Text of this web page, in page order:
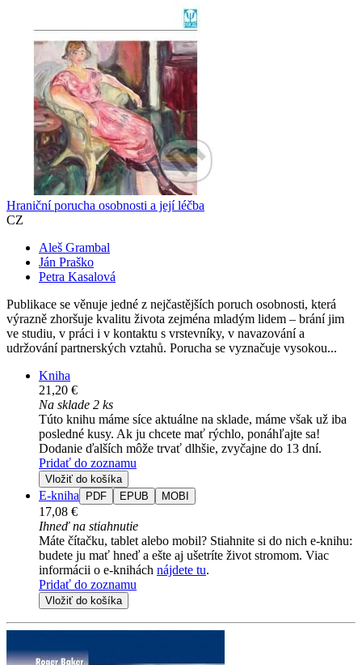
Hraniční porucha osobnosti a její léčba
CZ
Aleš Grambal
Ján Praško
Petra Kasalová
Publikace se věnuje jedné z nejčastějších poruch osobnosti, která
výrazně zhoršuje kvalitu života zejména mladým lidem – brání jim
ve studiu, v práci i v kontaktu s vrstevníky, v navazování a
udržování partnerských vztahů. Porucha se vyznačuje vysokou...
Kniha
21,20 €
Na sklade 2 ks
Túto knihu máme síce aktuálne na sklade, máme však už iba
posledné kusy. Ak ju chcete mať rýchlo, ponáhľajte sa!
Dodanie ďalších môže trvať dlhšie, zvyčajne do 13 dní.
Pridať do zoznamu
Vložiť do košíka
E-kniha PDF EPUB MOBI
17,08 €
Ihneď na stiahnutie
Máte čítačku, tablet alebo mobil? Stiahnite si do nich e-knihu:
budete ju mať hneď a ešte aj ušetríte život stromom. Viac
informácii o e-knihách nájdete tu.
Pridať do zoznamu
Vložiť do košíka